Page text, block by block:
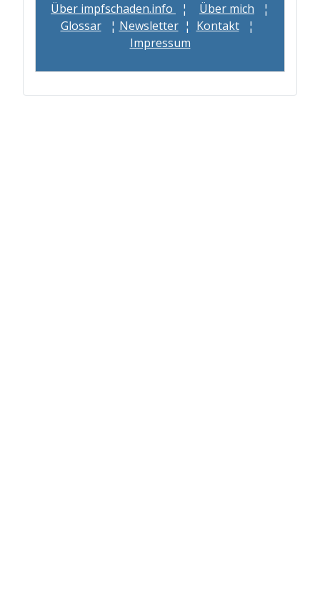
Über impfschaden.info ¦ Über mich
¦
Glossar
¦ Newsletter ¦ Kontakt
¦
Impressum